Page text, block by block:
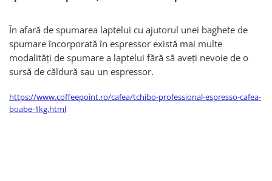
În afară de spumarea laptelui cu ajutorul unei baghete de
spumare încorporată în espressor există mai multe
modalități de spumare a laptelui fără să aveți nevoie de o
sursă de căldură sau un espressor.
https://www.coffeepoint.ro/cafea/tchibo-professional-espresso-cafea-
boabe-1kg.html